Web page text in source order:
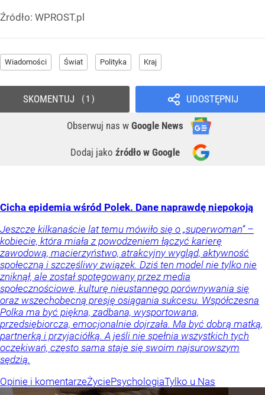
Źródło: WPROST.pl
Wiadomości Świat Polityka Kraj
UDOSTĘPNIJ
Obserwuj nas w Google News
Dodaj jako źródło w Google
SKOMENTUJ 1
Cicha epidemia wśród Polek. Dane naprawdę niepokoją
Jeszcze kilkanaście lat temu mówiło się o „superwoman” –
kobiecie, która miała z powodzeniem łączyć karierę
zawodową, macierzyństwo, atrakcyjny wygląd, aktywność
społeczną i szczęśliwy związek. Dziś ten model nie tylko nie
zniknął, ale został spotęgowany przez media
społecznościowe, kulturę nieustannego porównywania się
oraz wszechobecną presję osiągania sukcesu. Współczesna
Polka ma być piękna, zadbana, wysportowana,
przedsiębiorcza, emocjonalnie dojrzała. Ma być dobrą matką,
partnerką i przyjaciółką. A jeśli nie spełnia wszystkich tych
oczekiwań, często sama staje się swoim najsurowszym
sędzią.
Opinie i komentarzeŻyciePsychologiaTylko u Nas